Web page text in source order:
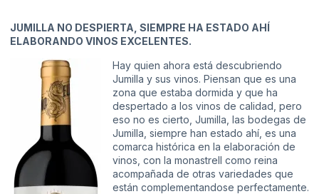
JUMILLA NO DESPIERTA, SIEMPRE HA ESTADO AHÍ
ELABORANDO VINOS EXCELENTES.
Hay quien ahora está descubriendo
Jumilla y sus vinos. Piensan que es una
zona que estaba dormida y que ha
despertado a los vinos de calidad, pero
eso no es cierto, Jumilla, las bodegas de
Jumilla, siempre han estado ahí, es una
comarca histórica en la elaboración de
vinos, con la monastrell como reina
acompañada de otras variedades que
están complementandose perfectamente.